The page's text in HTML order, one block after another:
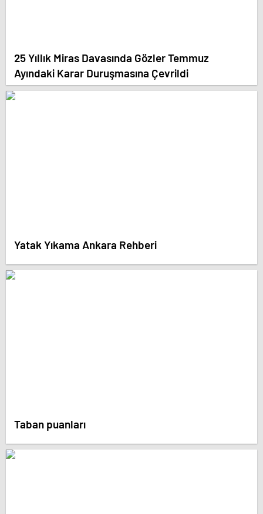
25 Yıllık Miras Davasında Gözler Temmuz
Ayındaki Karar Duruşmasına Çevrildi
Yatak Yıkama Ankara Rehberi
Taban puanları